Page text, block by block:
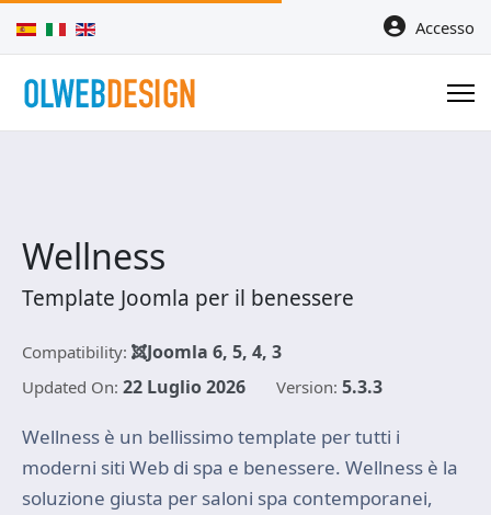
Seleziona la tua lingua Accesso
Wellness
Template Joomla per il benessere
Compatibility: Joomla 6, 5, 4, 3
Updated On: 22 Luglio 2026 Version: 5.3.3
Wellness è un bellissimo template per tutti i
moderni siti Web di spa e benessere. Wellness è la
soluzione giusta per saloni spa contemporanei,